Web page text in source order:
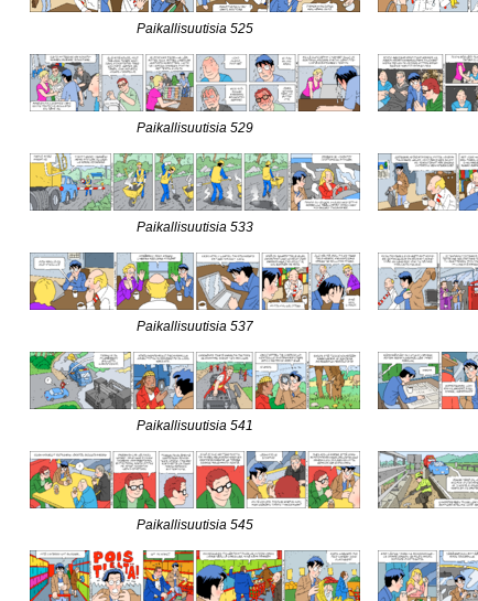
Paikallisuutisia 525
Paikallisuutisia 529
Paikallisuutisia 533
Paikallisuutisia 537
Paikallisuutisia 541
Paikallisuutisia 545